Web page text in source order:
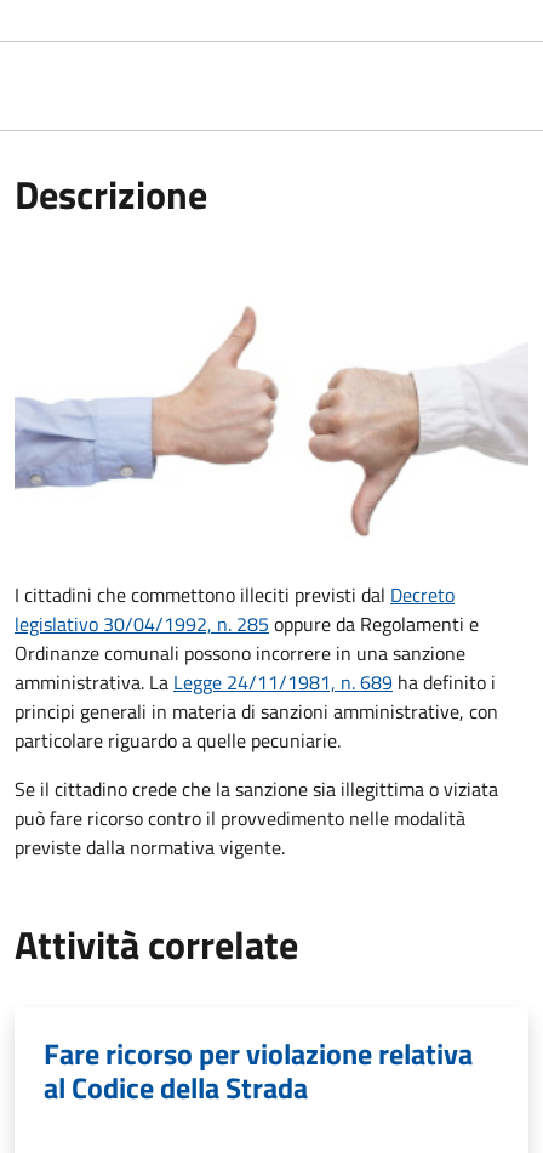
Descrizione
I cittadini che commettono illeciti previsti dal Decreto
legislativo 30/04/1992, n. 285 oppure da Regolamenti e
Ordinanze comunali possono incorrere in una sanzione
amministrativa. La Legge 24/11/1981, n. 689 ha definito i
principi generali in materia di sanzioni amministrative, con
particolare riguardo a quelle pecuniarie.
Se il cittadino crede che la sanzione sia illegittima o viziata
può fare ricorso contro il provvedimento nelle modalità
previstedalla normativa vigente.
Attività correlate
Fare ricorso per violazione relativa
al Codice della Strada